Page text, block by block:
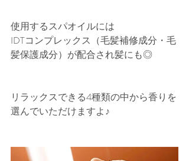
使用するスパオイルには
IDTコンプレックス（毛髪補修成分・毛
髪保護成分）が配合され髪にも◎
リラックスできる4種類の中から香りを
選んでいただけますよ♪